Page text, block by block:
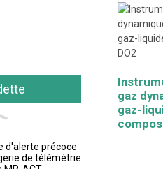
d'alerte précoce
de télémétrie
gaz
gaz-